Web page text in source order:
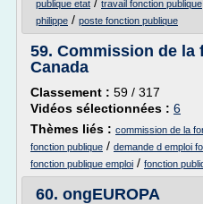
publique etat
travail fonction publique
philippe / poste fonction publique
59. Commission de la
Canada
Classement : 59 / 317
Vidéos sélectionnées : 6
Thèmes liés : commission de la
fonction publique / demande d emploi
fonction publique emploi / fonction
60. ongEUROPA